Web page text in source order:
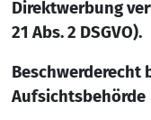
Direktwerbung
21 Abs. 2 DSGVO).
Beschwerderecht
Aufsichtsbehörde